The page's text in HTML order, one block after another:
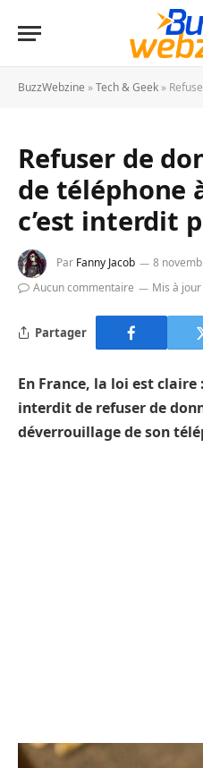
BuzzWebzine »Tech & Geek » Refuser de
Refuser de
de téléphone
c’est interdit
Par Fanny Jacob 8
Aucun commentaire
Mis à jour
Partager
En France, la loi est
interdit de refuser de
déverrouillage de son